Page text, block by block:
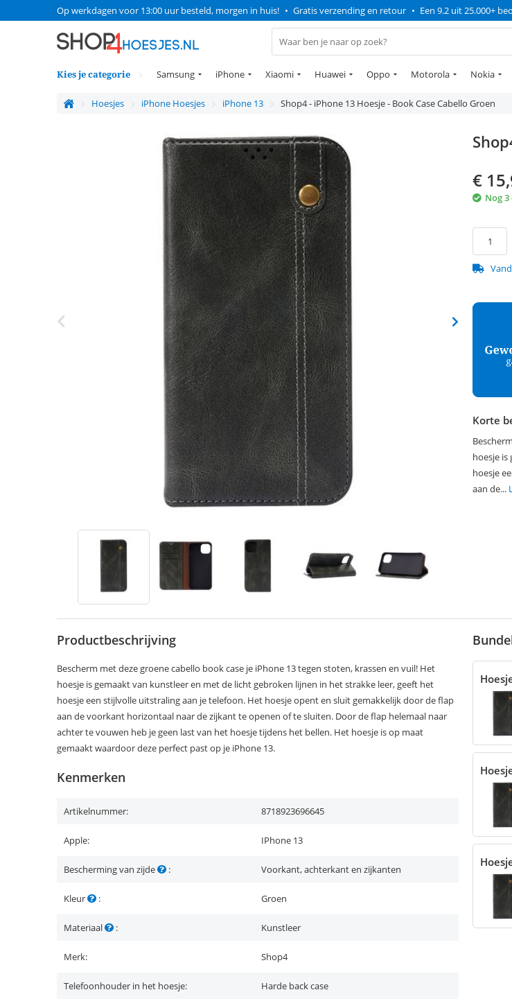
Op werkdagen voor 13:00 uur besteld, morgen in huis! • Gratis verzending en retour • Een 9.2 uit 25.000+
Kies je categorie Samsung iPhone Xiaomi Huawei Oppo Motorola Nokia
Hoesjes iPhone Hoesjes iPhone 13 Shop4 - iPhone 13 Hoesje - Book Case Cabello Groen
€
Nog
Korte
hoesje
hoesje
aan de...
Productbeschrijving
Bescherm met deze groene cabello book case je iPhone 13 tegen stoten, krassen en vuil! Het
hoesje is gemaakt van kunstleer en met de licht gebroken lijnen in het strakke leer, geeft het
hoesje een stijlvolle uitstraling aan je telefoon. Het hoesje opent en sluit gemakkelijk door de flap
aan de voorkant horizontaal naar de zijkant te openen of te sluiten. Door de flap helemaal naar
achter te vouwen heb je geen last van het hoesje tijdens het bellen. Het hoesje is op maat
gemaakt waardoor deze perfect past op je iPhone 13.
Kenmerken
Artikelnummer: 8718923696645
Apple: IPhone 13
Bescherming van zijde : Voorkant, achterkant en zijkanten
Kleur : Groen
Materiaal : Kunstleer
Merk: Shop4
Telefoonhouder in het hoesje: Harde back case